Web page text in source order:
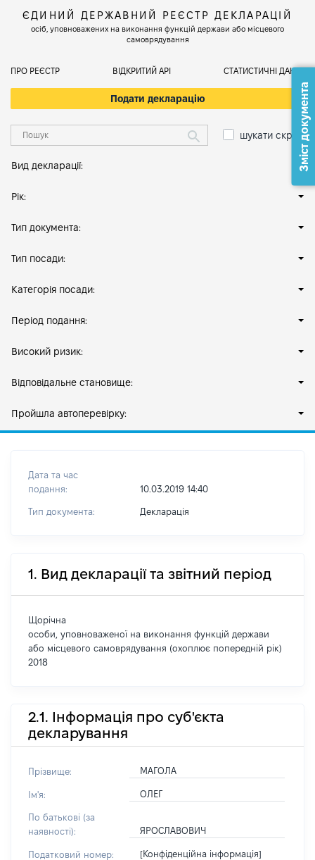
ЄДИНИЙ ДЕРЖАВНИЙ РЕЄСТР ДЕКЛАРАЦІЙ
осіб, уповноважених на виконання функцій держави або місцевого
самоврядування
ПРО РЕЄСТР ВІДКРИТИЙ АРІ СТАТИСТИЧНІ ДАНІ
Подати декларацію
шукати скрізь
Вид декларації:
Рік:
Тип документа:
Тип посади:
Категорія посади:
Період подання:
Високий ризик:
Відповідальне становище:
Пройшла автоперевірку:
Дата та час
подання:
10.03.2019 14:40
Тип документа: Декларація
1. Вид декларації та звітний період
Щорічна
особи, уповноваженої на виконання функцій держави
або місцевого самоврядування (охоплює попередній рік)
2018
2.1. Інформація про суб'єкта
декларування
Прізвище: МАГОЛА
Ім'я: ОЛЕГ
По батькові (за
наявності):
ЯРОСЛАВОВИЧ
Податковий номер: [Конфіденційна інформація]
Зміст документа